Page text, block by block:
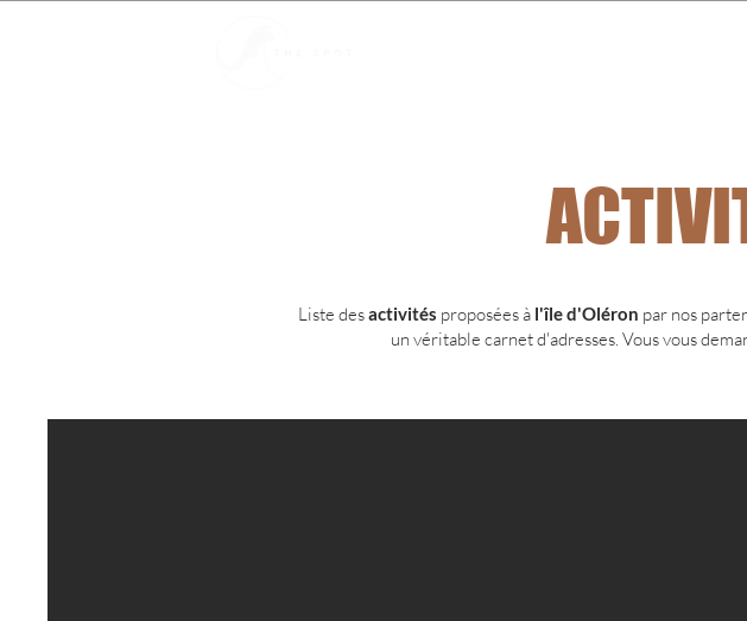
Liste desactivités proposées à l'île d'Oléron par nos
un véritable carnet d'adresses. Vous vous